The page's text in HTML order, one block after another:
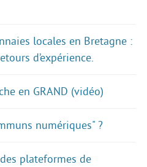
locales en Bretagne :
d’expérience.
en GRAND (vidéo)
numériques" ?
plateformes de